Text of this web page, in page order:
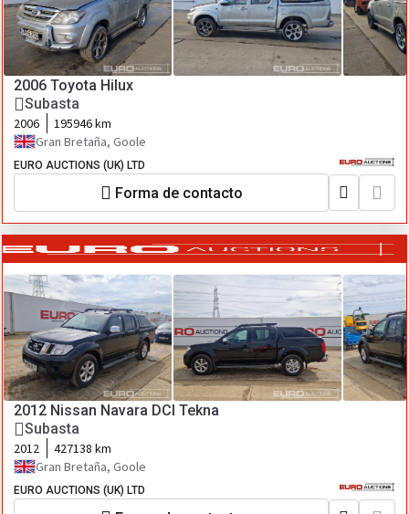
2006 Toyota Hilux
Subasta
2006
195946 km
Gran Bretaña, Goole
EURO AUCTIONS (UK) LTD
Forma de contacto
2012 Nissan Navara DCI Tekna
Subasta
2012
427138 km
Gran Bretaña, Goole
EURO AUCTIONS (UK) LTD